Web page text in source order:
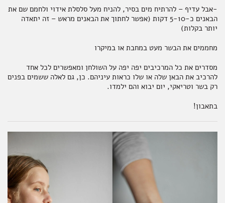
-אבל עדיף – להרתיח מים בסיר, להניח מעל סלסלת אידוי ולחמם שם את
הבאנים כ-5-10 דקות (אפשר לחתוך את הבאנים מראש – זה יתאדה
יותר בקלות)
מחממים את הבשר מעט במחבת או במיקרו
מסדרים את כל המרכיבים יפה יפה על השולחן ומאפשרים לכל אחד
להרכיב את הבאן שלה או שלו כראות עיניהם. כן, גם לאלה ששמים בפנים
רק בשר וטריאקי, יום יבוא והם ילמדו.
בתאבון!